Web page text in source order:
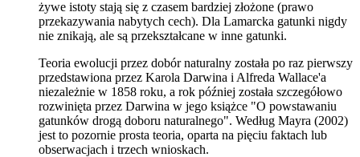
żywe istoty stają się z czasem bardziej złożone (prawo
przekazywania nabytych cech). Dla Lamarcka gatunki nigdy
nie znikają, ale są przekształcane w inne gatunki.
Teoria ewolucji przez dobór naturalny została po raz pierwszy
przedstawiona przez Karola Darwina i Alfreda Wallace'a
niezależnie w 1858 roku, a rok później została szczegółowo
rozwinięta przez Darwina w jego książce "O powstawaniu
gatunków drogą doboru naturalnego". Według Mayra (2002)
jest to pozornie prosta teoria, oparta na pięciu faktach lub
obserwacjach i trzech wnioskach.